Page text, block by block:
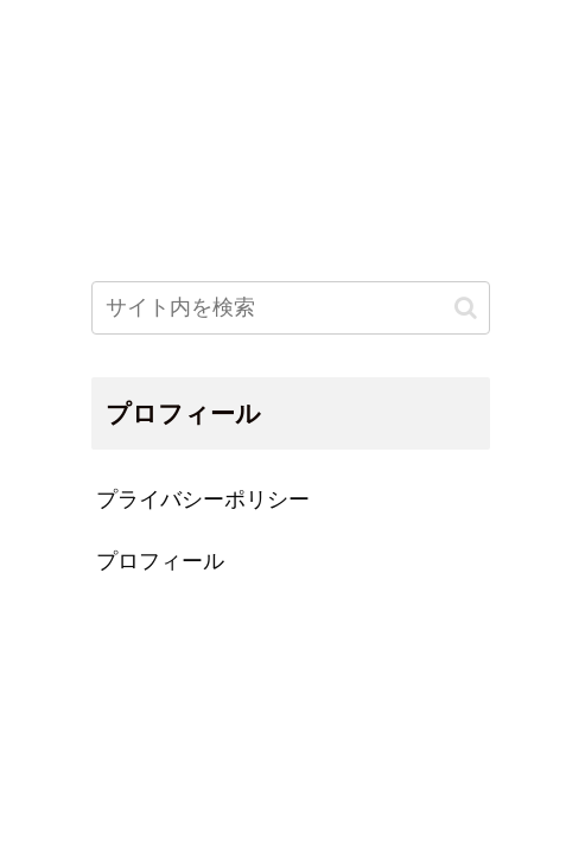
プロフィール
プライバシーポリシー
プロフィール